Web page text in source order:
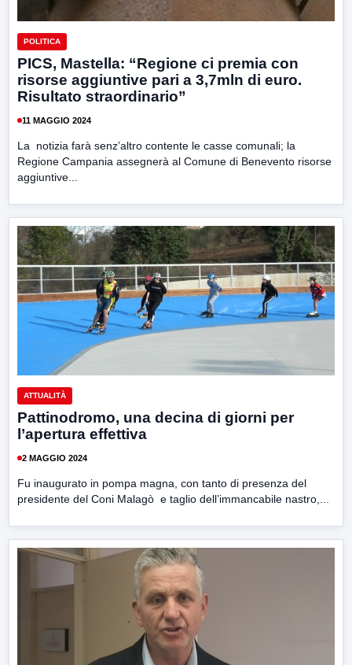
POLITICA
PICS, Mastella: “Regione ci premia con
risorse aggiuntive pari a 3,7mln di euro.
Risultato straordinario”
11 MAGGIO 2024
La notizia farà senz’altro contente le casse comunali; la
Regione Campania assegnerà al Comune di Benevento risorse
aggiuntive...
ATTUALITÀ
Pattinodromo, una decina di giorni per
l’apertura effettiva
2 MAGGIO 2024
Fu inaugurato in pompa magna, con tanto di presenza del
presidente del Coni Malagò e taglio dell’immancabile nastro,...